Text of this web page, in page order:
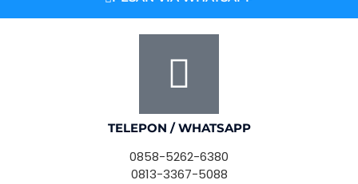
TELEPON / WHATSAPP
0858-5262-6380
0813-3367-5088